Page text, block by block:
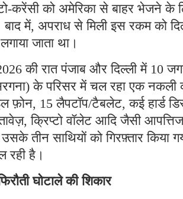
करेंसी को अमेरिका से बाहर भेजने के
बाद में, अपराध से मिली इस रकम को
जाता था।
की रात पंजाब और दिल्ली में 10
के परिसर में चल रहा एक नकली
फ़ोन, 15 लैपटॉप/टैबलेट, कई हार्ड
क्रिप्टो वॉलेट आदि जैसी
तीन साथियों को गिरफ़्तार किया
रही है।
घोटाले की शिकार